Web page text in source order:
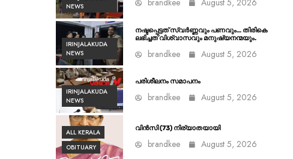
NEWS
brandkee August 5, 2026
IRINJALAKUDA
NEWS
നഷ്ടപ്പെട്ടത് സ്വർണ്ണവും പണവും… തിരികെ
ലഭിച്ചത് വിശ്വാസവും മനുഷ്യനന്മയും.
brandkee August 5, 2026
IRINJALAKUDA
NEWS
പരിശീലനം സമാപനം
brandkee August 5, 2026
ALL KERALA
OBITUARY
വിൻസി (73) നിര്യാതയായി
brandkee August 5, 2026